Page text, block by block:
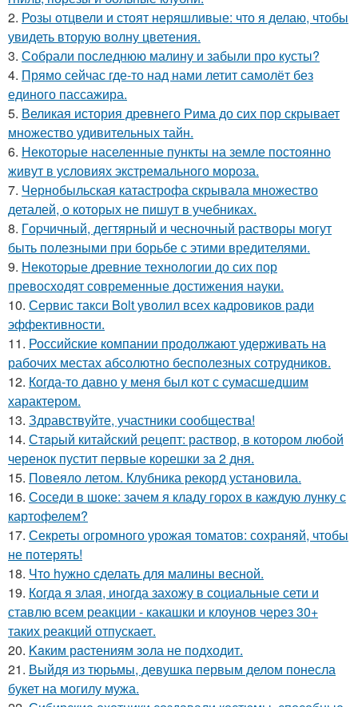
2. Розы отцвели и стоят неряшливые: что я делаю, чтобы
увидеть вторую волну цветения.
3. Собрали последнюю малину и забыли про кусты?
4. Прямо сейчас где-то над нами летит самолёт без
единого пассажира.
5. Великая история древнего Рима до сих пор скрывает
множество удивительных тайн.
6. Некоторые населенные пункты на земле постоянно
живут в условиях экстремального мороза.
7. Чернобыльская катастрофа скрывала множество
деталей, о которых не пишут в учебниках.
8. Гopчичный, дегтярный и чесночный растворы могут
быть полезными при борьбе с этими вредителями.
9. Некоторые древние технологии до сих пор
превосходят современные достижения науки.
10. Сервис такси Bolt уволил всех кадровиков ради
эффективности.
11. Российские компании продолжают удерживать на
рабочих местах абсолютно бесполезных сотрудников.
12. Когда-то давно у меня был кот с сумасшедшим
характером.
13. Здравствуйте, участники сообщества!
14. Стapый китайский рецепт: раствор, в котором любой
черенок пустит первые корешки за 2 дня.
15. Повеяло летом. Клубника рекорд установила.
16. Соседи в шоке: зачем я кладу горох в каждую лунку с
картофелем?
17. Секреты огромного урожая томатов: сохраняй, чтобы
не потерять!
18. Чтo hужно сделать для малины весной.
19. Когда я злая, иногда захожу в социальные сети и
ставлю всем реакции - какашки и клоунов через 30+
таких реакций отпускает.
20. Kaким рacтениям зoла не подходит.
21. Выйдя из тюрьмы, девушка первым делом понесла
букет на могилу мужа.